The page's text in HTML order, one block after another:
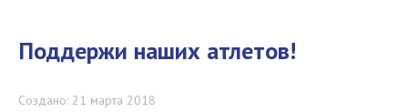
Поддержи наших атлетов!
Создано: 21 марта 2018